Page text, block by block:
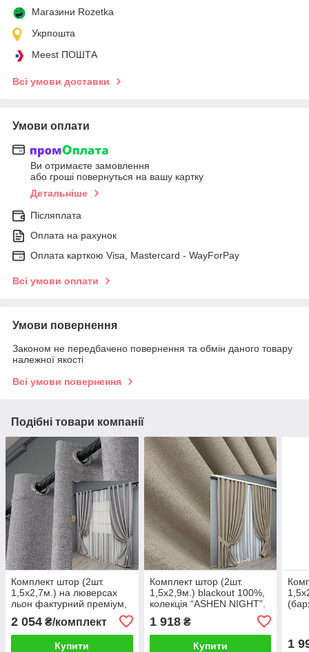
Магазини Rozetka
Укрпошта
Meest ПОШТА
Всі умови доставки
Умови оплати
Ви отримаєте замовлення
або гроші повернуться на вашу картку
Детальніше
Післяплата
Оплата на рахунок
Оплата карткою Visa, Mastercard - WayForPay
Всі умови оплати
Умови повернення
Законом не передбачено повернення та обмін даного товару
належної якості
Всі умови повернення
Подібні товари компанії
Комплект штор (2шт.
1,5х2,7м.) на люверсах
льон фактурний преміум,
Колір світло-сірий. Код
1866ш 37-0276
2 054 ₴/комплект
Купити
Комплект штор (2шт.
1,5х2,9м.) blackout 100%,
колекція “ASHEN NIGHT”.
Колір бежевий. Код 1853ш
33-0898
1 918₴
Купити 1